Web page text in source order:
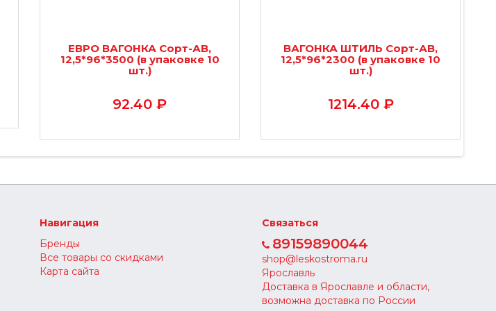
ЕВРО ВАГОНКА Сорт-АВ,
12,5*96*3500 (в упаковке 10
шт.)
92.40 ₽
ВАГОНКА ШТИЛЬ Сорт-АВ,
12,5*96*2300 (в упаковке 10
шт.)
1214.40 ₽
Навигация
Бренды
Все товары со скидками
Карта сайта
Связаться
89159890044
shop@leskostroma.ru
Ярославль
Доставка в Ярославле и области,
возможна доставка по России